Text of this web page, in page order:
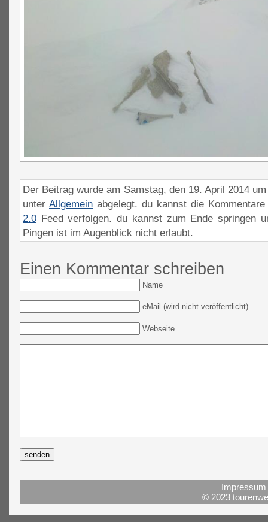
Der Beitrag wurde am Samstag, den 19. April 2014
unter Allgemein abgelegt. du kannst die
2.0 Feed verfolgen. du kannst zum Ende springen
Pingen ist im Augenblick nicht erlaubt.
Einen Kommentar schreiben
Name
eMail (wird nicht veröffentlicht)
Webseite
© 2023